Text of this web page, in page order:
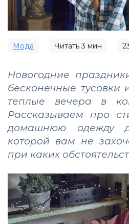
Мода Читать3 мин
Новогодние
бесконечные тусовки
теплые вечера в
Рассказываем про
домашнюю одежду
которой вам не
при каких